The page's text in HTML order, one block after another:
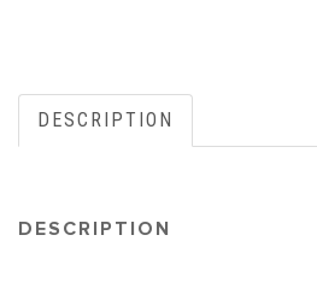
DESCRIPTION
DESCRIPTION